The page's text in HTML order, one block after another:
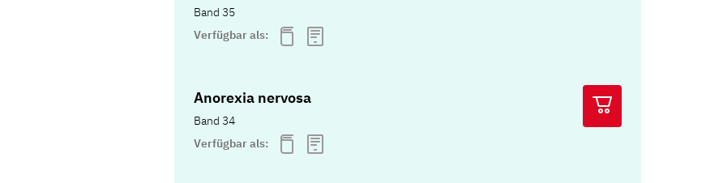
Band 35
Verfügbar als:
Anorexia nervosa
Band 34
Verfügbar als: